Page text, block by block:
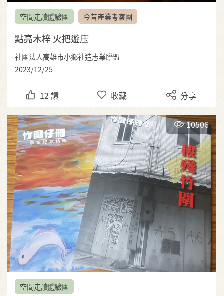
空間走讀體驗團 今昔產業考察團
點亮木梓 火把遊庒
社團法人高雄市小鄉社造志業聯盟
2023/12/25
12 讚 收藏 分享
10506
空間走讀體驗團